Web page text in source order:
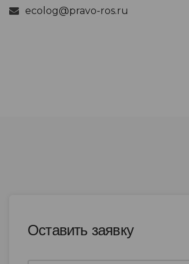
ecolog@pravo-ros.ru
Оставить заявку